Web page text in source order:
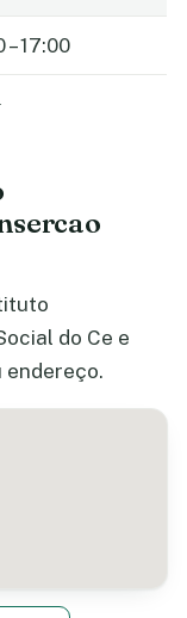
– 17:00
do Ce e
endereço.